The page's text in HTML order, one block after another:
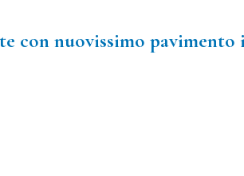
con nuovissimo pavimento